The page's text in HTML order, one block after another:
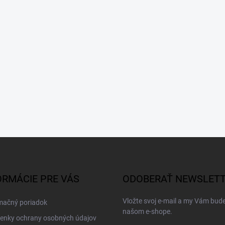
PRE VÁS
poriadok
ochrany osobných údajov
ODOBERAŤ
Vložte svoj e-mail a my Vám
našom e-shope.